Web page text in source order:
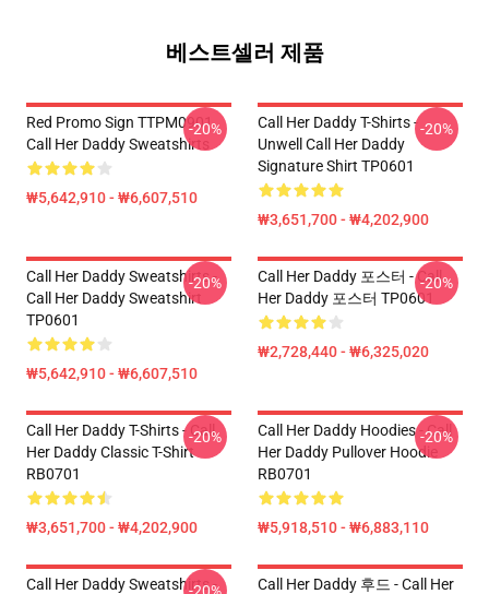
베스트셀러 제품
Red Promo Sign TTPM0901
Call Her Daddy Sweatshirts
₩5,642,910 - ₩6,607,510
-20%
Call Her Daddy T-Shirts -
Unwell Call Her Daddy
Signature Shirt TP0601
₩3,651,700 - ₩4,202,900
-20%
Call Her Daddy Sweatshirts -
Call Her Daddy Sweatshirt
TP0601
₩5,642,910 - ₩6,607,510
-20%
Call Her Daddy 포스터 - Call
Her Daddy 포스터 TP0601
₩2,728,440 - ₩6,325,020
-20%
Call Her Daddy T-Shirts - Call
Her Daddy Classic T-Shirt
RB0701
₩3,651,700 - ₩4,202,900
-20%
Call Her Daddy Hoodies - Call
Her Daddy Pullover Hoodie
RB0701
₩5,918,510 - ₩6,883,110
-20%
Call Her Daddy Sweatshirts -
Call Her Daddy 후드 - Call Her